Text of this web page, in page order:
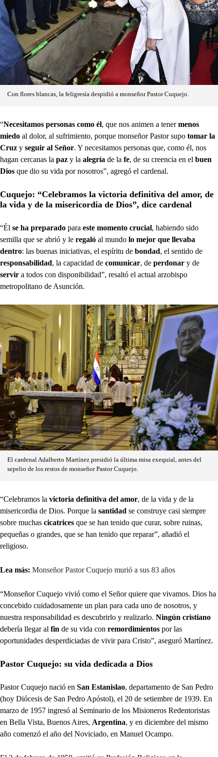
Con flores blancas, la feligresía despidió a monseñor Pastor Cuquejo.
“Necesitamos personas como él, que nos animen a tenermenos
miedo al dolor, al sufrimiento, porque monseñor Pastor supo tomar la
Cruz y seguir al Señor. Y necesitamos personas que, como él, nos
hagan cercanas la paz y la alegría de la fe, de su creencia en el buen
Dios que dio su vida por nosotros”, agregó el cardenal.
Cuquejo: “Celebramos la victoria definitiva del amor, de
la vida y de la misericordia de Dios”, dice cardenal
“Él se ha preparado para este momento crucial, habiendo sido
semilla que se abrió y le regaló al mundo lo mejor que llevaba
dentro: las buenas iniciativas, el espíritu de bondad, el sentido de
responsabilidad, la capacidad de comunicar, de perdonar y de
servir a todos con disponibilidad”, resaltó el actual arzobispo
metropolitano de Asunción.
El cardenal Adalberto Martínez presidió la última misa exequial, antes del
sepelio de los restos de monseñor Pastor Cuquejo.
“Celebramos la victoria definitiva del amor, de la vida y de la
misericordia de Dios. Porque la santidad se construye casi siempre
sobre muchas cicatrices que se han tenido que curar, sobre ruinas,
pequeñas o grandes, que se han tenido que reparar”, añadió el
religioso.
Lea más: Monseñor Pastor Cuquejo murió a sus 83 años
“Monseñor Cuquejo vivió como el Señor quiere que vivamos. Dios ha
concebido cuidadosamente un plan para cada uno de nosotros, y
nuestra responsabilidad es descubrirlo y realizarlo. Ningún cristiano
debería llegar al fin de su vida con remordimientos por las
oportunidades desperdiciadas de vivir para Cristo”, aseguró Martínez.
Pastor Cuquejo: su vida dedicada a Dios
Pastor Cuquejo nació en San Estanislao, departamento de San Pedro
(hoy Diócesis de San Pedro Apóstol), el 20 de setiembre de 1939. En
marzo de 1957 ingresó al Seminario de los Misioneros Redentoristas
en Bella Vista, Buenos Aires, Argentina, y en diciembre del mismo
año comenzó el año del Noviciado, en Manuel Ocampo.